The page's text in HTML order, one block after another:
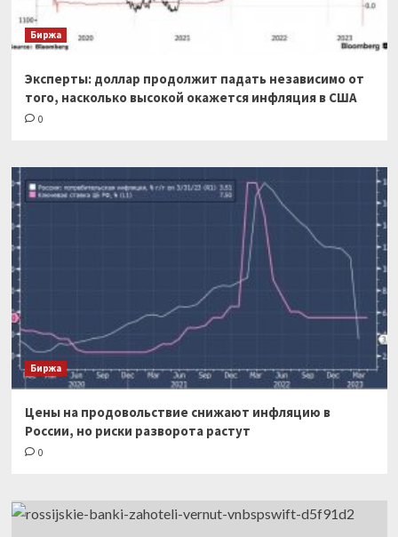
Биржа
Эксперты: доллар продолжит падать независимо от
того, насколько высокой окажется инфляция в США
0
Биржа
Цены на продовольствие снижают инфляцию в
России, но риски разворота растут
0